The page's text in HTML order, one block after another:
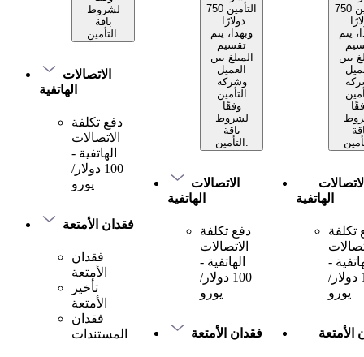
لشروط
باقة
الاتصالات
الهاتفية
دفع تكلفة
الاتصالات
الهاتفية -
100 دولار/
يورو
فقدان الأمتعة
فقدان
الأمتعة
تأخير
الأمتعة
فقدان
المستندات
التأمين 750
دولارًا.
وبهذا، يتم
تقسيم
المبلغ بين
العميل
وشركة
التأمين
وفقًا
لشروط
باقة
الاتصالات
الهاتفية
دفع تكلفة
الاتصالات
الهاتفية -
100 دولار/
يورو
فقدان الأمتعة
التأمين 750
يتم
بين
الهاتفية
تكلفة
-
100 دولار/
يورو
الأمتعة